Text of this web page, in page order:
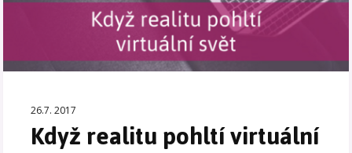
26.7. 2017
Když realitu pohltí virtuální